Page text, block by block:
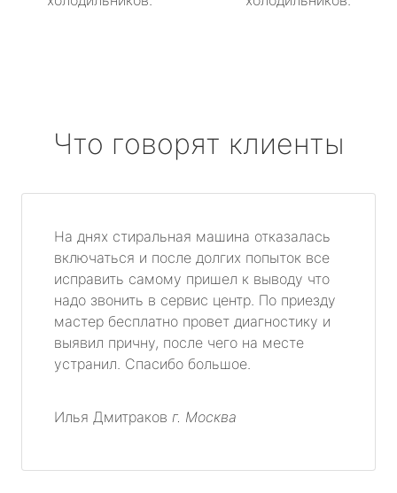
Что говорят клиенты
На днях стиральная машина отказалась
включаться и после долгих попыток все
исправить самому пришел к выводу что
надо звонить в сервис центр. По приезду
мастер бесплатно провет диагностику и
выявил причну, после чего на месте
устранил. Спасибо большое.
Илья Дмитраков г. Москва